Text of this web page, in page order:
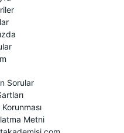
Sorular
Metni